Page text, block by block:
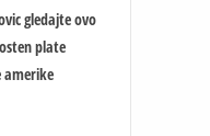
gledajte ovo
plate
amerike